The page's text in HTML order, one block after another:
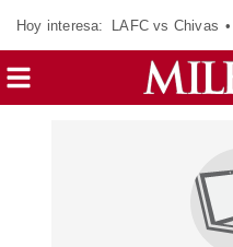
Hoy interesa: LAFC vs Chivas